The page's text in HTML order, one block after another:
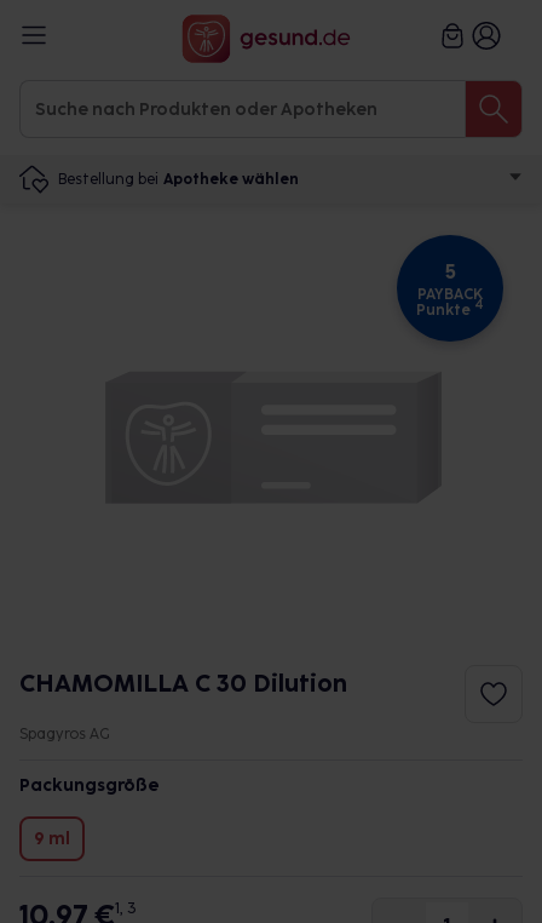
Bestellung bei Apotheke wählen
5
PAYBACK
Punkte 4
CHAMOMILLA C 30 Dilution
Spagyros AG
Packungsgröße
9 ml
10,97 €1, 3